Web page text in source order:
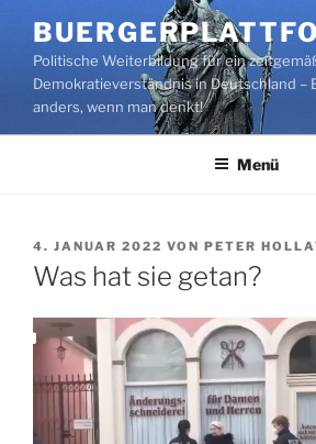
Inhalt
springenPolitische Weiterbildung für ein
Demokratieverständnis in Deutschland –
anders, wenn man denkt!
Menü
VERÖFFENTLICHT
AM
4. JANUAR 2022 VON PETER
Was hat sie getan?